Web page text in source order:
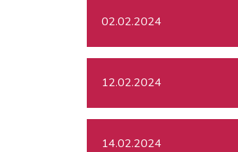
02.02.2024
12.02.2024
14.02.2024